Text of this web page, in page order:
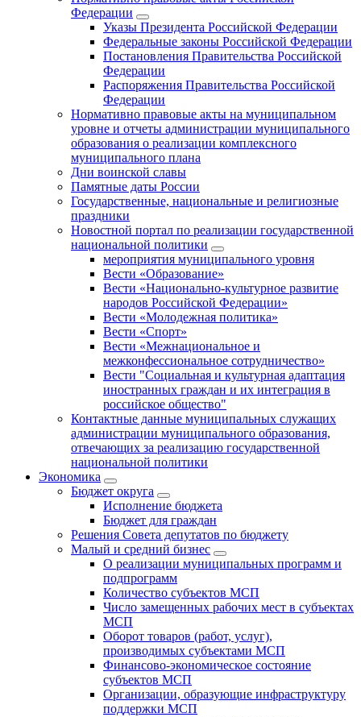
Федерации
Указы Президента Российской Федерации
Федеральные законы Российской Федерации
Постановления Правительства Российской
Федерации
Распоряжения Правительства Российской
Федерации
Нормативно правовые акты на муниципальном
уровне и отчеты администрации муниципального
образования о реализации комплексного
муниципального плана
Дни воинской славы
Памятные даты России
Государственные, национальные и религиозные
праздники
Новостной портал по реализации государственной
национальной политики
мероприятия муниципального уровня
Вести «Образование»
Вести «Национально-культурное развитие
народов Российской Федерации»
Вести «Молодежная политика»
Вести «Спорт»
Вести «Межнациональное и
межконфессиональное сотрудничество»
Вести "Социальная и культурная адаптация
иностранных граждан и их интеграция в
российское общество"
Контактные данные муниципальных служащих
администрации муниципального образования,
отвечающих за реализацию государственной
национальной политики
Экономика
Бюджет округa
Исполнение бюджета
Бюджет для граждан
Решения Совета депутатов по бюджету
Малый и средний бизнес
О реализации муниципальных программ и
подпрограмм
Количество субъектов МСП
Число замещенных рабочих мест в субъектах
МСП
Оборот товаров (работ, услуг),
производимых субъектами МСП
Финансово-экономическое состояние
субъектов МСП
Организации, образующие инфраструктуру
поддержки МСП